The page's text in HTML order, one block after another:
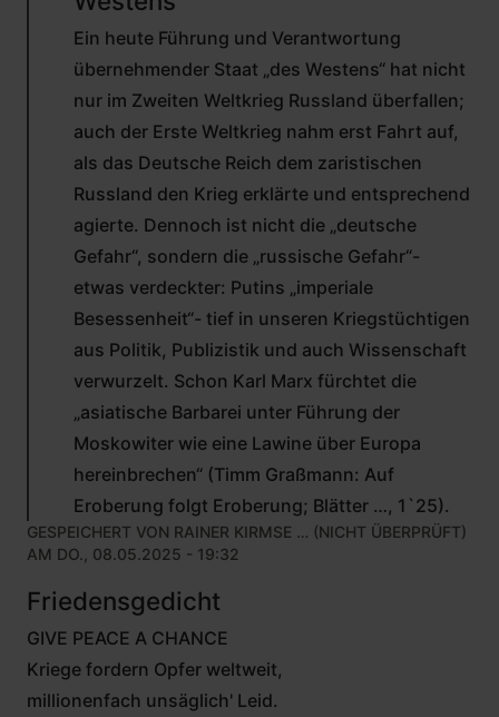
(NICHT
ÜBERPRÜFT)
Ein heute Führung und Verantwortung
übernehmender Staat „des Westens“ hat nicht
nur im Zweiten Weltkrieg Russland überfallen;
auch der Erste Weltkrieg nahm erst Fahrt auf,
als das Deutsche Reich dem zaristischen
Russland den Krieg erklärte und entsprechend
agierte. Dennoch ist nicht die „deutsche
Gefahr“, sondern die „russische Gefahr“-
etwas verdeckter: Putins „imperiale
Besessenheit“- tief in unseren Kriegstüchtigen
aus Politik, Publizistik und auch Wissenschaft
verwurzelt. Schon Karl Marx fürchtet die
„asiatische Barbarei unter Führung der
Moskowiter wie eine Lawine über Europa
hereinbrechen“ (Timm Graßmann: Auf
Eroberung folgt Eroberung; Blätter …, 1`25).
GESPEICHERT VON RAINER KIRMSE … (NICHT ÜBERPRÜFT)
AM DO., 08.05.2025 - 19:32
Friedensgedicht
GIVE PEACE A CHANCE
Kriege fordern Opfer weltweit,
millionenfach unsäglich' Leid.